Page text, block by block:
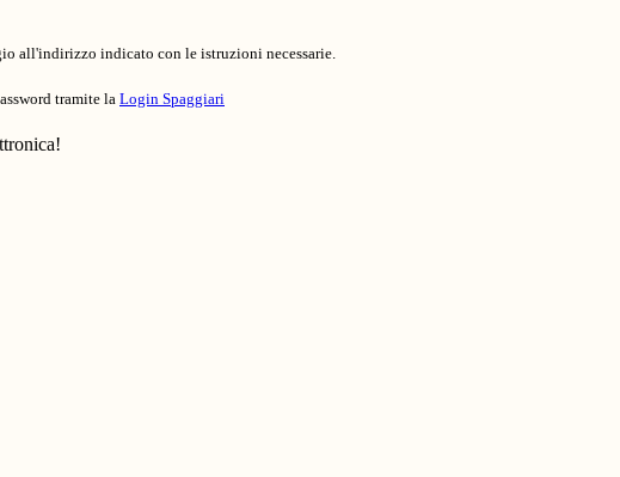
all'indirizzo indicato con le istruzioni necessarie.
tramite la Login Spaggiari